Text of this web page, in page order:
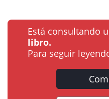
Está consultando
libro.
Para seguir